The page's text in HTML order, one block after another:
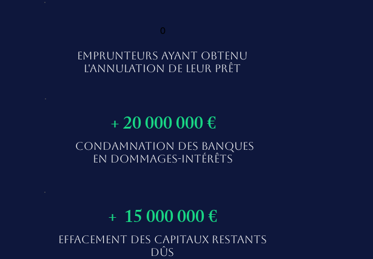
0
EMPRUNTEURS AYANT OBTENU
L'ANNULATION DE LEUR PRÊT
+ 20 000 000 €
CONDAMNATION DES BANQUES
EN DOMMAGES-INTÉRÊTS
+ 15 000 000 €
EFFACEMENT DES CAPITAUX RESTANTS
DÛS